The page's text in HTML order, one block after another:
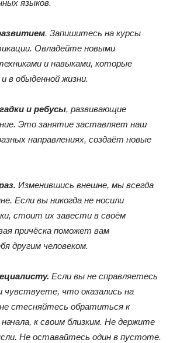
языков.
. Запишитесь на курсы
Овладейте новыми
и навыками, которые
в обыденной жизни.
и ребусы, развивающие
Это занятие заставляет наш
направлениях, создаёт новые
Изменившись внешне, мы всегда
Если вы никогда не носили
стоит их завести в своём
причёска поможет вам
другим человеком.
Если вы не справляетесь
что оказались на
не стесняйтесь обратиться к
начала, к своим близким. Не держите
Не оставайтесь один в пустоте.